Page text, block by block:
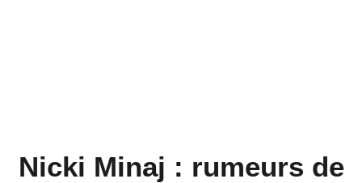
Nicki Minaj : rumeurs de